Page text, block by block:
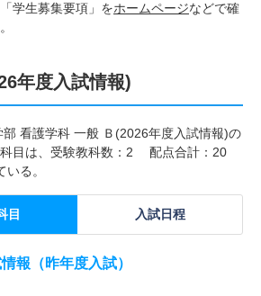
学生募集要項」をホームページなどで確
年度入試情報)
部 看護学科 一般 Ｂ(2026年度入試情報)の
目は、受験教科数：2 配点合計：20
る。
目 入試日程
報（昨年度入試）